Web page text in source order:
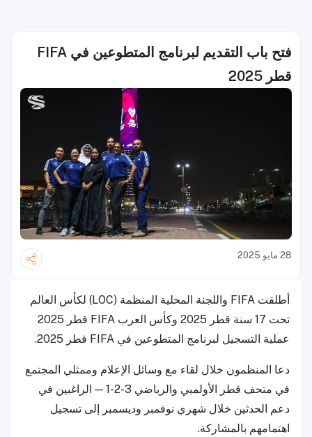
فتح باب التقديم لبرنامج المتطوعين في FIFA
قطر 2025
28 مايو 2025
أطلقت FIFA واللجنة المحلية المنظمة (LOC) لكأس العالم
تحت 17 سنة قطر 2025 وكأس العرب FIFA قطر 2025
عملية التسجيل لبرنامج المتطوعين في FIFA قطر 2025.
دعا المنظمون خلال لقاء مع وسائل الإعلام وممثلي المجتمع
في متحف قطر الأولمبي والرياضي 3-2-1 — الراغبين في
دعم الحدثين خلال شهري نوفمبر وديسمبر إلى تسجيل
اهتمامهم بالمشاركة.